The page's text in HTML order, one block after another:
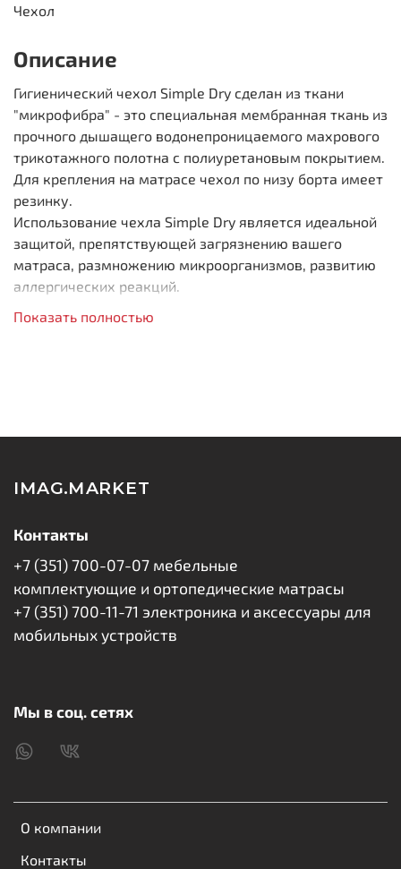
Чехол
Описание
Гигиенический чехол Simple Dry сделан из ткани
"микрофибра" - это специальная мембранная ткань из
прочного дышащего водонепроницаемого махрового
трикотажного полотна с полиуретановым покрытием.
Для крепления на матрасе чехол по низу борта имеет
резинку.
Использование чехла Simple Dry является идеальной
защитой, препятствующей загрязнению вашего
матраса, размножению микроорганизмов, развитию
аллергических реакций.
Защищает от загрязнений
Показать полностью
IMAG.MARKET
О компании
Контакты
Контакты
+7 (351) 700-07-07 мебельные
комплектующие и ортопедические матрасы
+7 (351) 700-11-71 электроника и аксессуары для
мобильных устройств
Мы в соц. сетях